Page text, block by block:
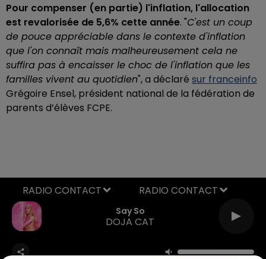
Pour compenser (en partie) l'inflation, l'allocation
est revalorisée de 5,6% cette année. "C'est un coup
de pouce appréciable dans le contexte d'inflation
que l'on connaît mais malheureusement cela ne
suffira pas à encaisser le choc de l'inflation que les
familles vivent au quotidien", a déclaré sur franceinfo
Grégoire Ensel, président national de la fédération de
parents d’élèves FCPE.
Say So
DOJA CAT
RADIO CONTACT